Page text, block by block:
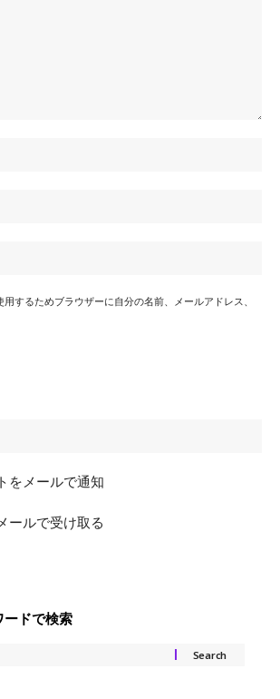
するためブラウザーに自分の名前、メールアドレス、
をメールで通知
ールで受け取る
ードで検索